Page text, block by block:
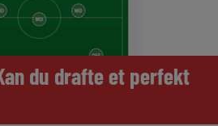
du drafte et perfekt